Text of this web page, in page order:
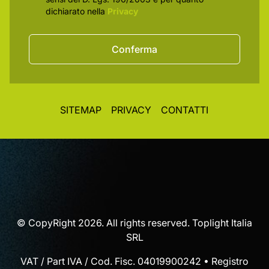
dichiarato nella Privacy
Conferma
SITEMAP PRIVACY CONTATTI
© CopyRight 2026. All rights reserved. Toplight Italia
SRL
VAT / Part IVA / Cod. Fisc. 04019900242 • Registro